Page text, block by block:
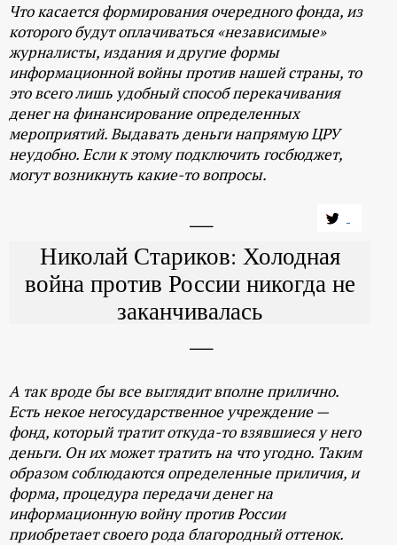
Что касается формирования очередного фонда, из
которого будут оплачиваться «независимые»
журналисты, издания и другие формы
информационной войны против нашей страны, то
это всего лишь удобный способ перекачивания
денег на финансирование определенных
мероприятий. Выдавать деньги напрямую ЦРУ
неудобно. Если к этому подключить госбюджет,
могут возникнуть какие-то вопросы.
Николай Стариков: Холодная
война против России никогда не
заканчивалась
А так вроде бы все выглядит вполне прилично.
Есть некое негосударственное учреждение —
фонд, который тратит откуда-то взявшиеся у него
деньги. Он их может тратить на что угодно. Таким
образом соблюдаются определенные приличия, и
форма, процедура передачи денег на
информационную войну против России
приобретает своего рода благородный оттенок.